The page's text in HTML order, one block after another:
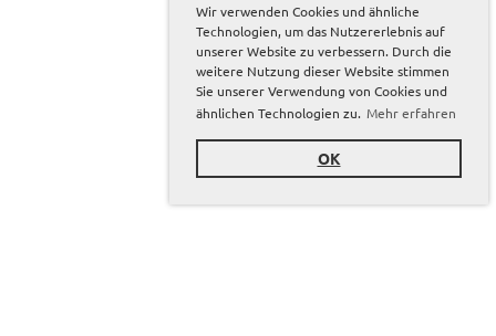
Wir verwenden Cookies und ähnliche
Technologien, um das Nutzererlebnis auf
unserer Website zu verbessern. Durch die
weitere Nutzung dieser Website stimmen
Sie unserer Verwendung von Cookies und
ähnlichen Technologien zu. Mehr erfahren
OK